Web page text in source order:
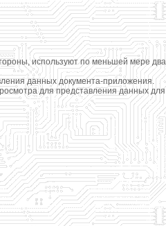
используют по меньшей мере два
данных документа-приложения.
для представления данных для